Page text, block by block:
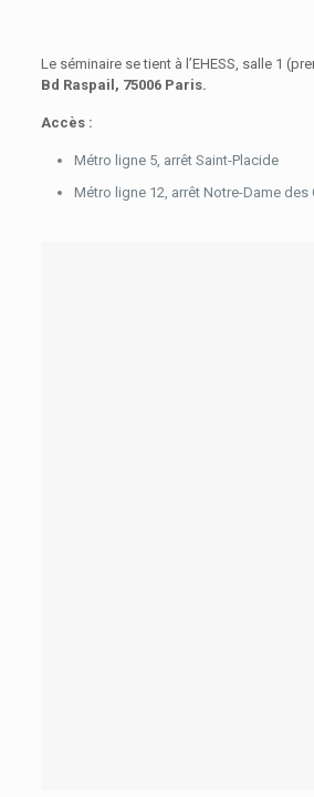
Le séminaire se tient à l’EHESS, salle 1
Bd Raspail, 75006 Paris.
Accès :
Métro ligne 5, arrêt Saint-Placide
Métro ligne 12, arrêt Notre-Dame des